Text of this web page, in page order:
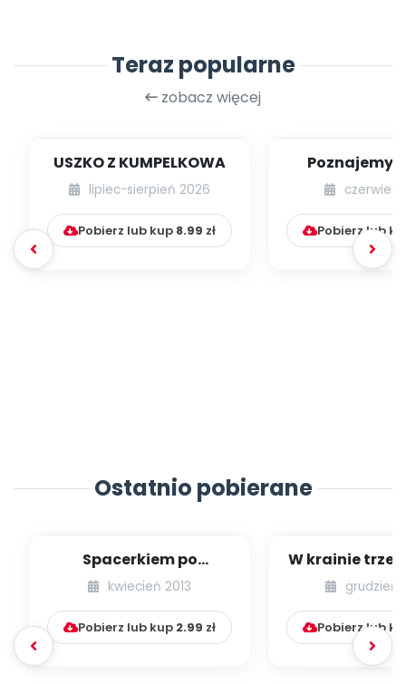
Teraz popularne
zobacz więcej
USZKO Z KUMPELKOWA
lipiec-sierpień 2026
Pobierz lub kup 8.99 zł
Poznajemy
czerwiec
Pobierz lub
Ostatnio pobierane
Spacerkiem po
Krakowie (inscenizacja
muzyczno-ruchowa)
kwiecień 2013
Pobierz lub kup 2.99 zł
W krainie
grudzień
Pobierz lub